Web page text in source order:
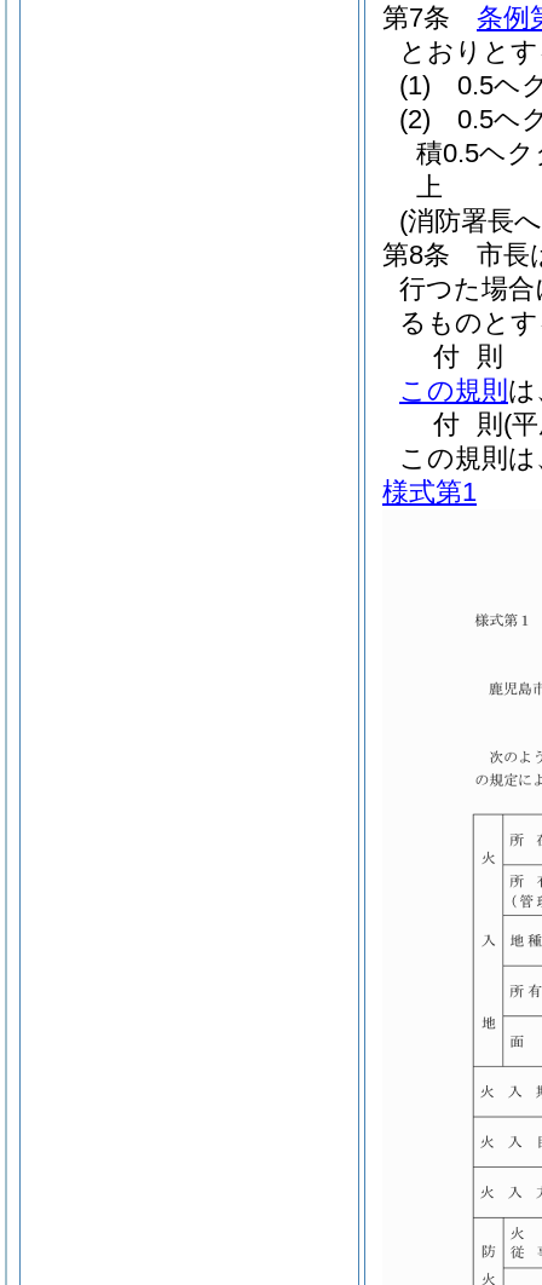
第7条
条例
とおりと
(1)
0.5ヘ
(2)
0.5ヘ
積0.5ヘ
上
(消防署長
第8条
市長
行つた場
るものと
付 則
この規則 は
付 則 (
この規則
様式第1